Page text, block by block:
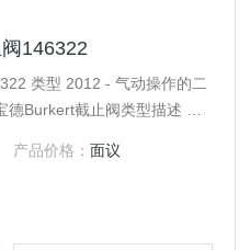
146322
类型 2012 - 气动操作的二
Burkert截止阀类型描述 从
。执行机构以 PA 或适合特殊
的、能够自动调整的压盖确
固阀门上，可以加装各种用
产品价格： 面议